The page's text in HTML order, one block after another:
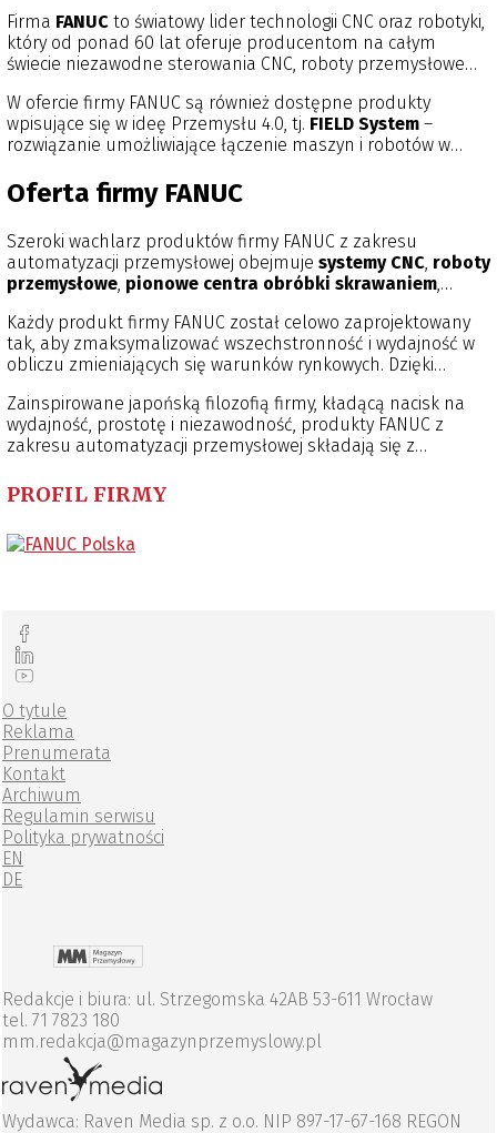
Firma FANUC to światowy lider technologii CNC oraz robotyki,
który od ponad 60 lat oferuje producentom na całym
świecie niezawodne sterowania CNC, roboty przemysłowe
Roboshot. Jako niekwestionowany pionier w dziedzinie
komputerowego sterowania urządzeń numerycznych (CNC),
wciąż udoskonala swoje produkty i wyznacza nowe trendy w
badania i rozwój powodują, że maszyny marki FANUC
charakteryzuje niedościgniona szybkość, precyzja i
niespotykana w branży efektywność.
W ofercie firmy FANUC są również dostępne produkty
wpisujące się w ideę Przemysłu 4.0, tj. FIELD System –
rozwiązanie umożliwiające łączenie maszyn i robotów w
obrabiarek i robotów przemysłowych w celu analizowania
danych z produkcji i optymalizowania jej parametrów, a
także prowadzenie diagnostyki prewencyjnej, zapobiegającej
nieprzewidzianym przestojom produkcji.
Oferta firmy FANUC
Szeroki wachlarz produktów firmy FANUC z zakresu
automatyzacji przemysłowej obejmuje systemy CNC, roboty
przemysłowe, pionowe centra obróbki skrawaniem,
drutowe,napędy i technologie laserowe.
Każdy produkt firmy FANUC został celowo zaprojektowany
tak, aby zmaksymalizować wszechstronność i wydajność w
obliczu zmieniających się warunków rynkowych. Dzięki
oprogramowania, rozwiązania FANUC można także dowolnie
dostosowywać do własnych potrzeb związanych z
automatyzacją zakładów produkcyjnych, nawet w
Zainspirowane japońską filozofią firmy, kładącą nacisk na
wydajność, prostotę i niezawodność, produkty FANUC z
zakresu automatyzacji przemysłowej składają się z
„szczupłej” technologii, dzięki czemu są niezawodne,
przewidywalne i łatwe do naprawy. Oferują najwyższą
dostępność techniczną na rynku i idealną równowagę
między całkowitym kosztem eksploatacji a wydajnością
PROFIL FIRMY
O tytule
Reklama
Prenumerata
Kontakt
Archiwum
Regulamin serwisu
Polityka prywatności
EN
DE
Redakcje i biura: ul. Strzegomska 42AB 53-611 Wrocław
tel. 71 7823 180
mm.redakcja@magazynprzemyslowy.pl
Wydawca: Raven Media sp. z o.o. NIP 897-17-67-168 REGON